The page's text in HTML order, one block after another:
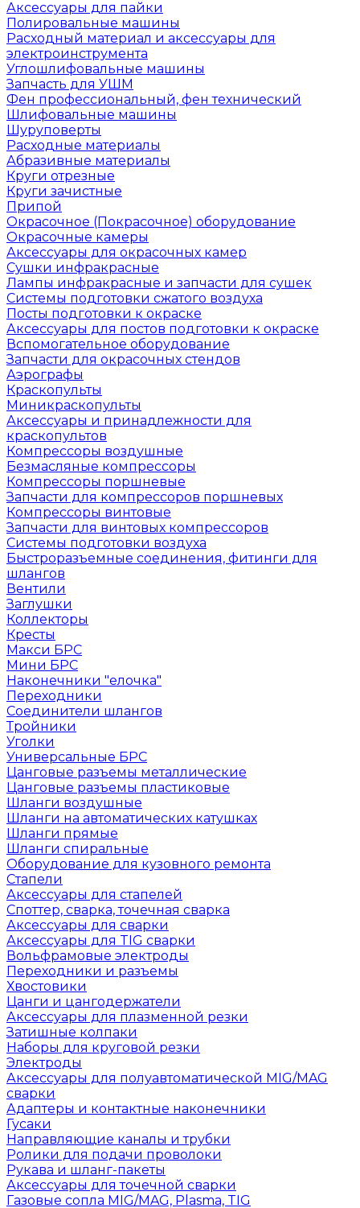
Аксессуары для пайки
Полировальные машины
Расходный материал и аксессуары для
электроинструмента
Углошлифовальные машины
Запчасть для УШМ
Фен профессиональный, фен технический
Шлифовальные машины
Шуруповерты
Расходные материалы
Абразивные материалы
Круги отрезные
Круги зачистные
Припой
Окрасочное (Покрасочное) оборудование
Окрасочные камеры
Аксессуары для окрасочных камер
Сушки инфракрасные
Лампы инфракрасные и запчасти для сушек
Системы подготовки сжатого воздуха
Посты подготовки к окраске
Аксессуары для постов подготовки к окраске
Вспомогательное оборудование
Запчасти для окрасочных стендов
Аэрографы
Краскопульты
Миникраскопульты
Аксессуары и принадлежности для
краскопультов
Компрессоры воздушные
Безмасляные компрессоры
Компрессоры поршневые
Запчасти для компрессоров поршневых
Компрессоры винтовые
Запчасти для винтовых компрессоров
Системы подготовки воздуха
Быстроразъемные соединения, фитинги для
шлангов
Вентили
Заглушки
Коллекторы
Кресты
Макси БРС
Мини БРС
Наконечники "елочка"
Переходники
Соединители шлангов
Тройники
Уголки
Универсальные БРС
Цанговые разъемы металлические
Цанговые разъемы пластиковые
Шланги воздушные
Шланги на автоматических катушках
Шланги прямые
Шланги спиральные
Оборудование для кузовного ремонта
Стапели
Аксессуары для стапелей
Споттер, сварка, точечная сварка
Аксессуары для сварки
Аксессуары для TIG сварки
Вольфрамовые электроды
Переходники и разъемы
Хвостовики
Цанги и цангодержатели
Аксессуары для плазменной резки
Затишные колпаки
Наборы для круговой резки
Электроды
Аксессуары для полуавтоматической MIG/MAG
сварки
Адаптеры и контактные наконечники
Гусаки
Направляющие каналы и трубки
Ролики для подачи проволоки
Рукава и шланг-пакеты
Аксессуары для точечной сварки
Газовые сопла MIG/MAG, Plasma, TIG